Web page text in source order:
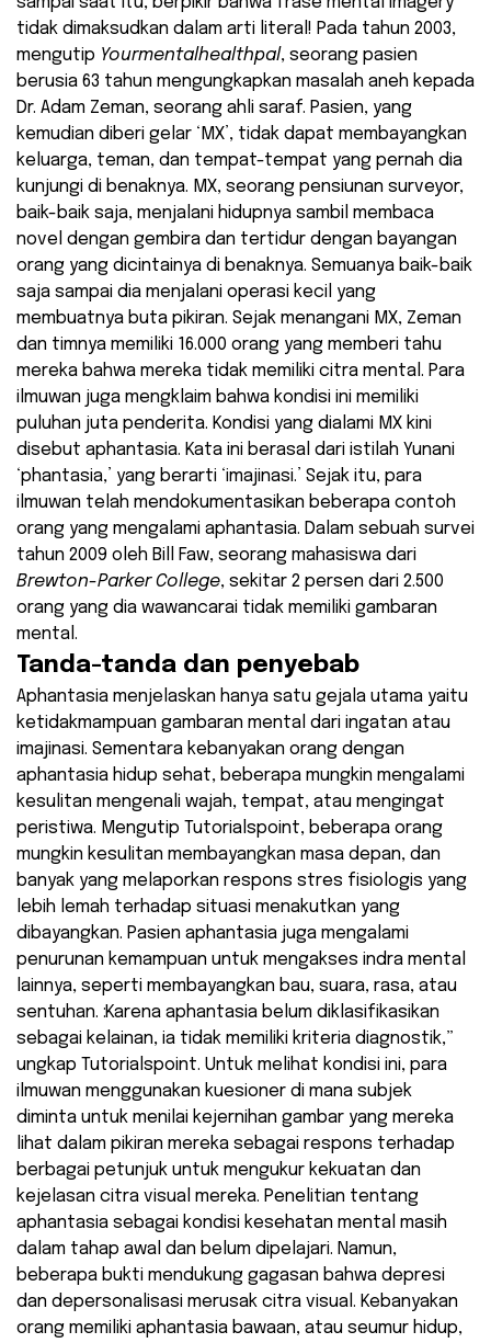
tidak dimaksudkan dalam arti literal! Pada tahun 2003,
mengutip Yourmentalhealthpal, seorang pasien
berusia 63 tahun mengungkapkan masalah aneh kepada
Dr. Adam Zeman, seorang ahli saraf. Pasien, yang
kemudian diberi gelar ‘MX’, tidak dapat membayangkan
keluarga, teman, dan tempat-tempat yang pernah dia
kunjungi di benaknya. MX, seorang pensiunan surveyor,
baik-baik saja, menjalani hidupnya sambil membaca
novel dengan gembira dan tertidur dengan bayangan
orang yang dicintainya di benaknya. Semuanya baik-baik
saja sampai dia menjalani operasi kecil yang
membuatnya buta pikiran. Sejak menangani MX, Zeman
dan timnya memiliki 16.000 orang yang memberi tahu
mereka bahwa mereka tidak memiliki citra mental. Para
ilmuwan juga mengklaim bahwa kondisi ini memiliki
puluhan juta penderita. Kondisi yang dialami MX kini
disebut aphantasia. Kata ini berasal dari istilah Yunani
‘phantasia,’ yang berarti ‘imajinasi.’ Sejak itu, para
ilmuwan telah mendokumentasikan beberapa contoh
orang yang mengalami aphantasia. Dalam sebuah survei
tahun 2009 oleh Bill Faw, seorang mahasiswa dari
Brewton-Parker College, sekitar 2 persen dari 2.500
orang yang dia wawancarai tidak memiliki gambaran
mental.
Tanda-tanda dan penyebab
Aphantasia menjelaskan hanya satu gejala utama yaitu
ketidakmampuan gambaran mental dari ingatan atau
imajinasi. Sementara kebanyakan orang dengan
aphantasia hidup sehat, beberapa mungkin mengalami
kesulitan mengenali wajah, tempat, atau mengingat
peristiwa. Mengutip Tutorialspoint, beberapa orang
mungkin kesulitan membayangkan masa depan, dan
banyak yang melaporkan respons stres fisiologis yang
lebih lemah terhadap situasi menakutkan yang
dibayangkan. Pasien aphantasia juga mengalami
penurunan kemampuan untuk mengakses indra mental
lainnya, seperti membayangkan bau, suara, rasa, atau
sentuhan. :Karena aphantasia belum diklasifikasikan
sebagai kelainan, ia tidak memiliki kriteria diagnostik,”
ungkap Tutorialspoint. Untuk melihat kondisi ini, para
ilmuwan menggunakan kuesioner di mana subjek
diminta untuk menilai kejernihan gambar yang mereka
lihat dalam pikiran mereka sebagai respons terhadap
berbagai petunjuk untuk mengukur kekuatan dan
kejelasan citra visual mereka. Penelitian tentang
aphantasia sebagai kondisi kesehatan mental masih
dalam tahap awal dan belum dipelajari. Namun,
beberapa bukti mendukung gagasan bahwa depresi
dan depersonalisasi merusak citra visual. Kebanyakan
orang memiliki aphantasia bawaan, atau seumur hidup,